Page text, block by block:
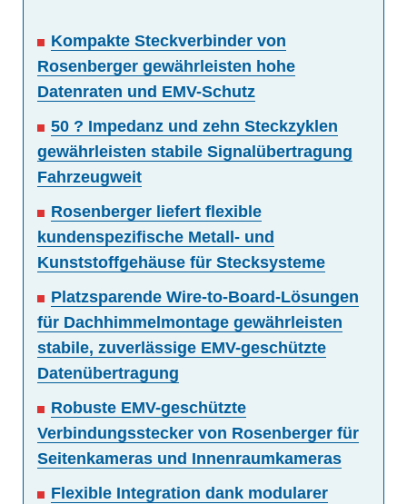
Kompakte Steckverbinder von
Rosenberger gewährleisten hohe
Datenraten und EMV-Schutz
50 ? Impedanz und zehn Steckzyklen
gewährleisten stabile Signalübertragung
Fahrzeugweit
Rosenberger liefert flexible
kundenspezifische Metall- und
Kunststoffgehäuse für Stecksysteme
Platzsparende Wire-to-Board-Lösungen
für Dachhimmelmontage gewährleisten
stabile, zuverlässige EMV-geschützte
Datenübertragung
Robuste EMV-geschützte
Verbindungsstecker von Rosenberger für
Seitenkameras und Innenraumkameras
Flexible Integration dank modularer